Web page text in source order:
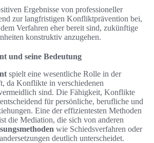
Ergebnisse von professioneller
zur langfristigen Konfliktprävention bei,
Verfahren eher bereit sind, zukünftige
konstruktiv anzugehen.
und seine Bedeutung
spielt eine wesentliche Rolle in der
da Konflikte in verschiedenen
sind. Die Fähigkeit, Konflikte
für persönliche, berufliche und
Eine der effizientesten Methoden
die Mediation, die sich von anderen
wie Schiedsverfahren oder
deutlich unterscheidet.